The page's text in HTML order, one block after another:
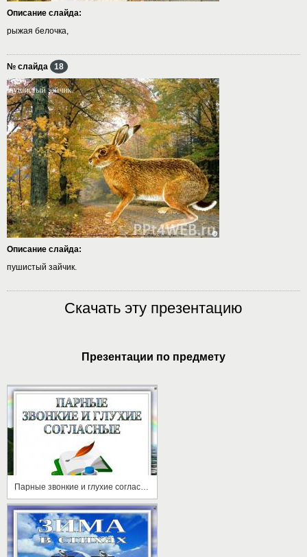
Описание слайда:
рыжая белочка,
№ слайда 18
Описание слайда:
пушистый зайчик.
Скачать эту презентацию
Презентации по предмету